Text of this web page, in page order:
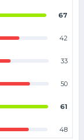
67
42
33
50
61
48